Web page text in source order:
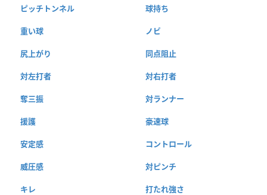
ピッチトンネル 球持ち
重い球 ノビ
尻上がり 同点阻止
対左打者 対右打者
奪三振 対ランナー
援護 豪速球
安定感 コントロール
威圧感 対ピンチ
キレ 打たれ強さ